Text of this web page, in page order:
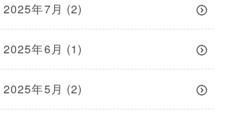
2025年7月 (2)
2025年6月 (1)
2025年5月 (2)